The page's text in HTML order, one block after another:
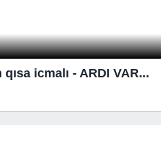
icmalı - ARDI VAR...